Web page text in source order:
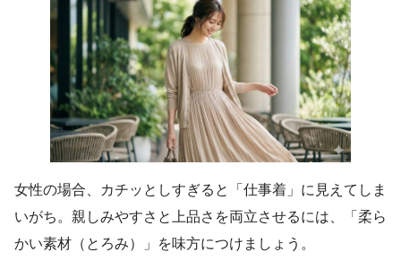
女性の場合、カチッとしすぎると「仕事着」に見えてしま
いがち。親しみやすさと上品さを両立させるには、「柔ら
かい素材（とろみ）」を味方につけましょう。